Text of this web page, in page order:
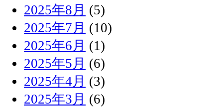
2025年8月 (5)
2025年7月 (10)
2025年6月 (1)
2025年5月 (6)
2025年4月 (3)
2025年3月 (6)